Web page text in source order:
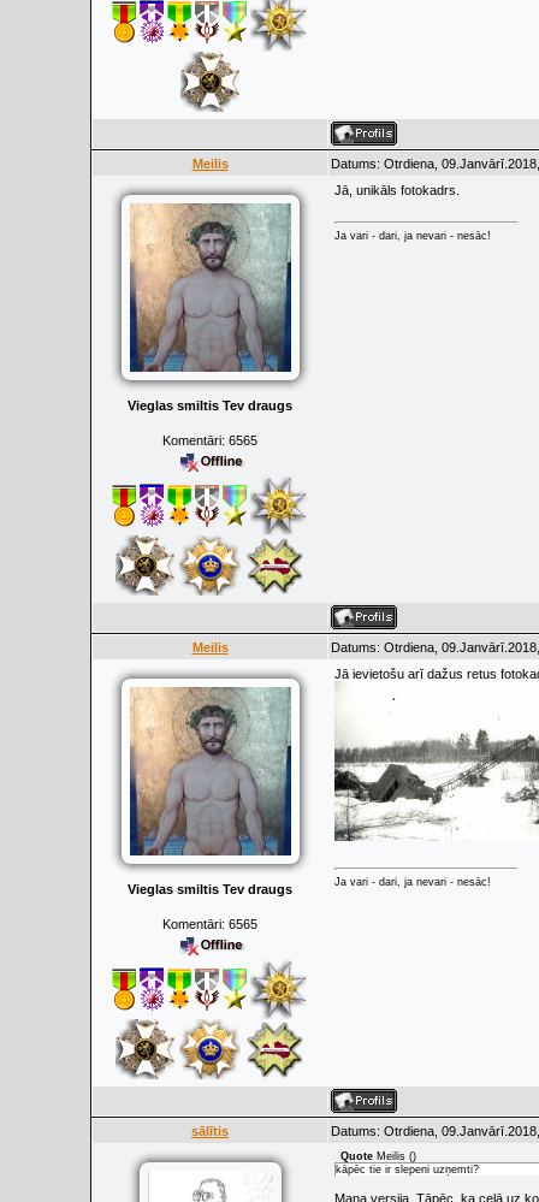
Meilis Datums: Otrdiena,
Vieglas smiltis Tev draugs
Komentāri: 6565
Jā, unikāls fotokadrs.
Ja vari - dari, ja nevari - nesāc!
Meilis Datums: Otrdiena,
Vieglas smiltis Tev draugs
Komentāri: 6565
Jā ievietošu arī dažus retus
Ja vari - dari, ja nevari - nesāc!
sālītis Datums: Otrdiena,
Quote Meilis ()
kāpēc tie ir slepeni uzņemti?
Mana versija. Tāpēc, ka ceļā uz